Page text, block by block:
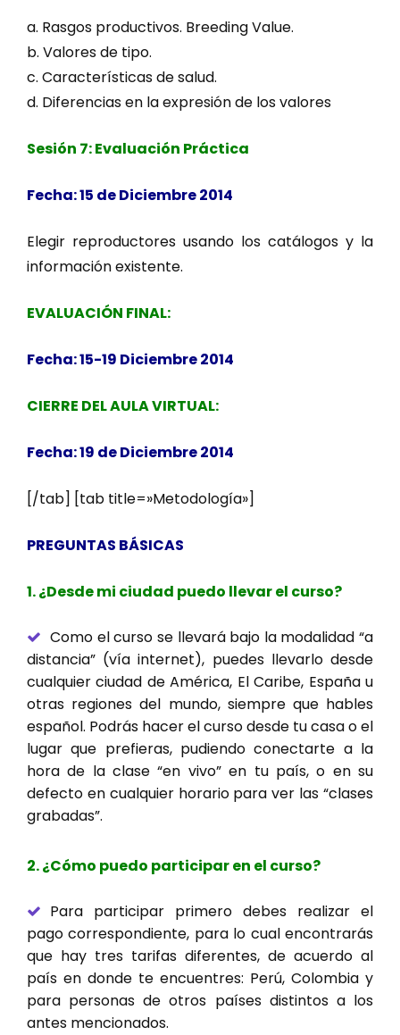
a. Rasgos productivos. Breeding Value.
b. Valores de tipo.
c. Características de salud.
d. Diferencias en la expresión de los valores
Sesión 7: Evaluación Práctica
Fecha: 15 de Diciembre 2014
Elegir reproductores usando los catálogos y la
información existente.
EVALUACIÓN FINAL:
Fecha: 15-19 Diciembre 2014
CIERRE DEL AULA VIRTUAL:
Fecha: 19 de Diciembre 2014
[/tab] [tab title=»Metodología»]
PREGUNTAS BÁSICAS
1. ¿Desde mi ciudad puedo llevar el curso?
Como el curso se llevará bajo la modalidad “a
distancia” (vía internet), puedes llevarlo desde
cualquier ciudad de América, El Caribe, España u
otras regiones del mundo, siempre que hables
español. Podrás hacer el curso desde tu casa o el
lugar que prefieras, pudiendo conectarte a la
hora de la clase “en vivo” en tu país, o en su
defecto en cualquier horario para ver las “clases
grabadas”.
2. ¿Cómo puedo participar en el curso?
Para participar primero debes realizar el
pago correspondiente, para lo cual encontrarás
que hay tres tarifas diferentes, de acuerdo al
país en donde te encuentres: Perú, Colombia y
para personas de otros países distintos a los
antes mencionados.